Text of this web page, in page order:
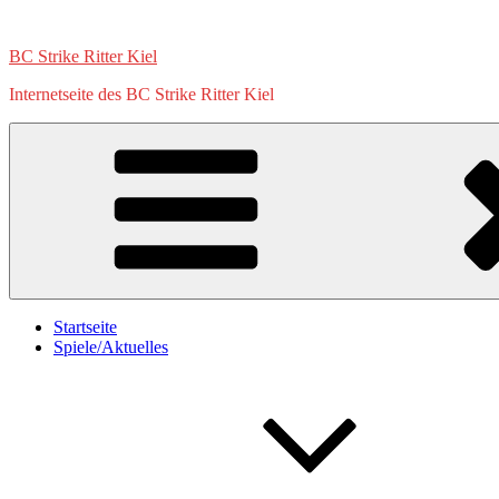
springen
BC Strike Ritter Kiel
Internetseite des BC Strike Ritter Kiel
Startseite
Spiele/Aktuelles